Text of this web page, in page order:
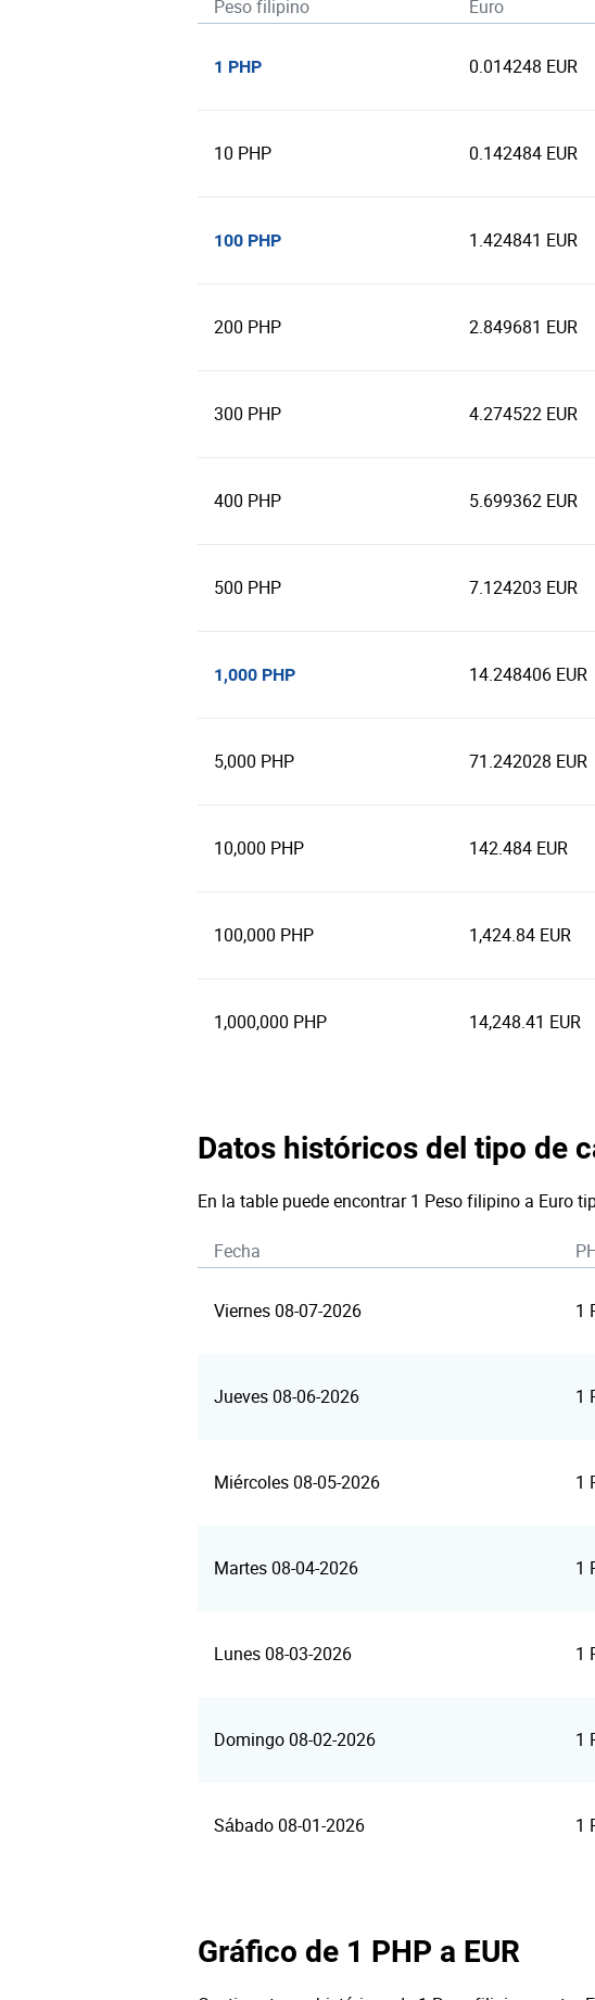
Peso filipino Euro
1 PHP 0.014248 EUR
10 PHP 0.142484 EUR
100 PHP 1.424841 EUR
200 PHP 2.849681 EUR
300 PHP 4.274522 EUR
400 PHP 5.699362 EUR
500 PHP 7.124203 EUR
1,000 PHP 14.248406 EUR
5,000 PHP 71.242028 EUR
10,000 PHP 142.484 EUR
100,000 PHP 1,424.84 EUR
1,000,000 PHP 14,248.41 EUR
Datos históricos del tipo de
En la table puede encontrar 1 Peso filipino a Euro
Fecha
Viernes 08-07-2026 1
Jueves 08-06-2026 1
Miércoles 08-05-2026 1
Martes 08-04-2026 1
Lunes 08-03-2026 1
Domingo 08-02-2026 1
Sábado 08-01-2026 1
Gráfico de 1 PHP a EUR